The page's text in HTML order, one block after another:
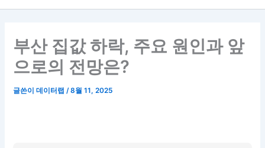
부산 집값 하락, 주요 원인과 앞
으로의 전망은?
글쓴이데이터랩/8월 11, 2025